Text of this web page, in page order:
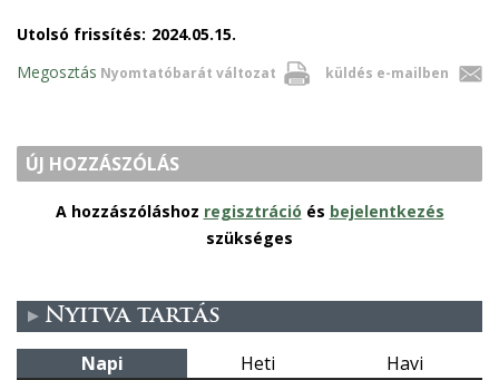
Utolsó frissítés: 2024.05.15.
Nyomtatóbarát változat küldés e-mailben
Megosztás
ÚJ HOZZÁSZÓLÁS
A hozzászóláshoz regisztráció és bejelentkezés
szükséges
Nyitva tartás
Napi Heti Havi